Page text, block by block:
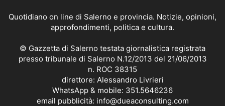
Quotidiano on line di Salerno e provincia. Notizie, opinioni,
approfondimenti, politica e cultura.
© Gazzetta di Salerno testata giornalistica registrata
presso tribunale di Salerno N.12/2013 del 21/06/2013
n. ROC 38315
direttore: Alessandro Livrieri
WhatsApp & mobile: 351.5646236
email pubblicità: info@dueaconsulting.com